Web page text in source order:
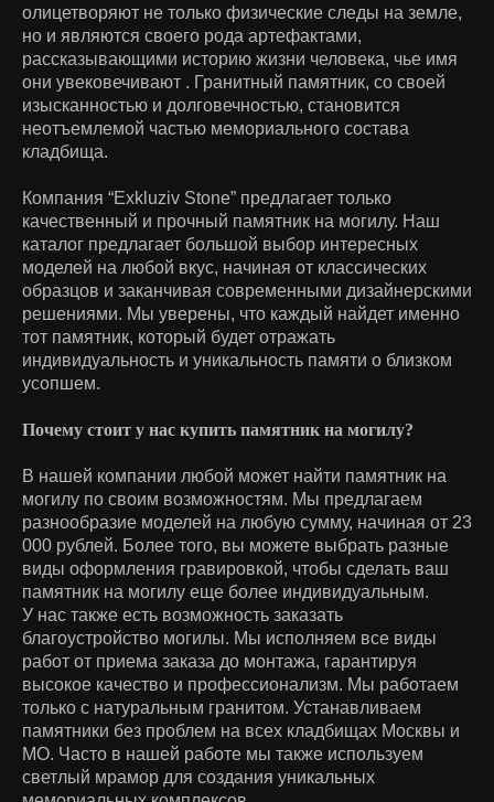
олицетворяют не только физические следы на земле,
но и являются своего рода артефактами,
рассказывающими историю жизни человека, чье имя
они увековечивают . Гранитный памятник, со своей
изысканностью и долговечностью, становится
неотъемлемой частью мемориального состава
кладбища.
Компания “Exkluziv Stone” предлагает только
качественный и прочный памятник на могилу. Наш
каталог предлагает большой выбор интересных
моделей на любой вкус, начиная от классических
образцов и заканчивая современными дизайнерскими
решениями. Мы уверены, что каждый найдет именно
тот памятник, который будет отражать
индивидуальность и уникальность памяти о близком
усопшем.
Почему стоит у нас купить памятник на могилу?
В нашей компании любой может найти памятник на
могилу по своим возможностям. Мы предлагаем
разнообразие моделей на любую сумму, начиная от 23
000 рублей. Более того, вы можете выбрать разные
виды оформления гравировкой, чтобы сделать ваш
памятник на могилу еще более индивидуальным.
У нас также есть возможность заказать
благоустройство могилы. Мы исполняем все виды
работ от приема заказа до монтажа, гарантируя
высокое качество и профессионализм. Мы работаем
только с натуральным гранитом. Устанавливаем
памятники без проблем на всех кладбищах Москвы и
МО. Часто в нашей работе мы также используем
светлый мрамор для создания уникальных